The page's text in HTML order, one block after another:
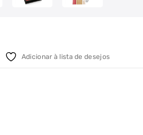
Adicionar à lista de desejos